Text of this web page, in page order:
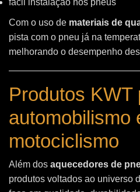
fácil instalação nos pneus
Com o uso de materiais de
pista com o pneu já na
melhorando o desempenho
Produtos KWT
automobilismo
motociclismo
Além dos aquecedores de
produtos voltados ao universo